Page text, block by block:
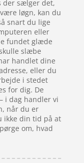
der sælger det,
løgn, kan du
snart du lige
eller
fundet glæde
slæbe
handlet dine
eller du
i stedet
for dig. De
i dag handler vi
når du er
ikke din tid på at
om, hvad